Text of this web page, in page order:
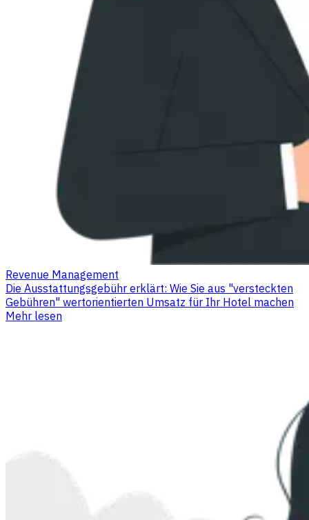
Revenue Management
Die Ausstattungsgebühr erklärt: Wie Sie aus "versteckten
Gebühren" wertorientierten Umsatz für Ihr Hotel machen
Mehr lesen